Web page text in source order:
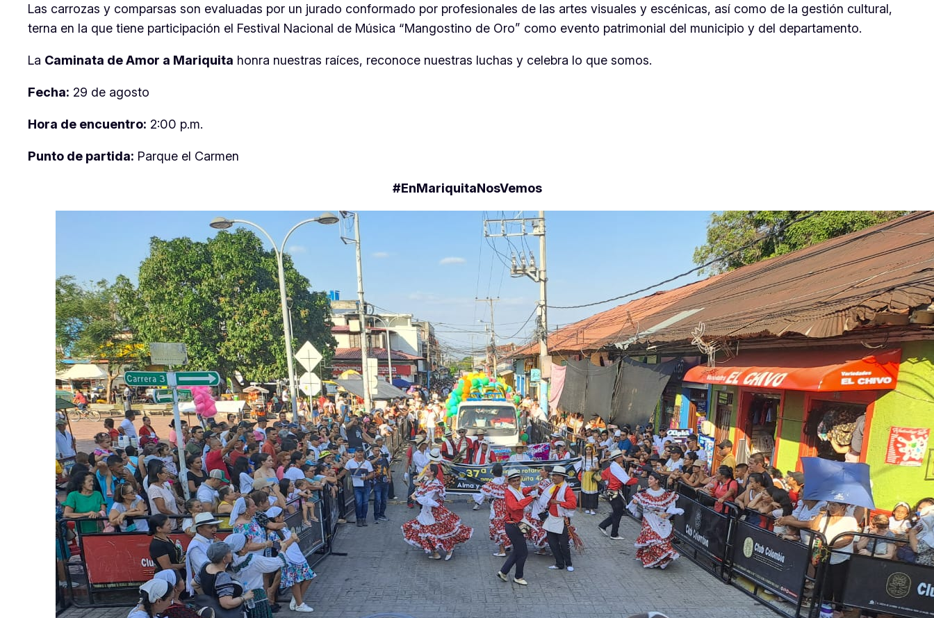
Las carrozas y comparsas son evaluadas por un jurado conformado por profesionales de las artes visuales y escénicas, así como de la gestión cultural,
terna en la que tiene participación el Festival Nacional de Música “Mangostino de Oro” como evento patrimonial del municipio y del departamento.
La Caminata de Amor a Mariquita honra nuestras raíces, reconoce nuestras luchas y celebra lo que somos.
Fecha: 29 de agosto
Hora de encuentro: 2:00 p.m.
Punto de partida: Parque el Carmen
#EnMariquitaNosVemos